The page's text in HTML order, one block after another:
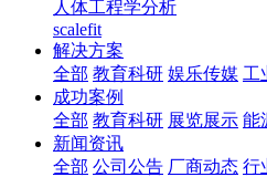
人体工程学分析
scalefit
解决方案
全部 教育科研 娱乐传媒 工
成功案例
全部 教育科研 展览展示 能
新闻资讯
全部 公司公告 厂商动态 行